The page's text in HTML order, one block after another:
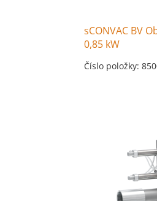
sCONVAC BV
0,85 kW
Číslo položky: